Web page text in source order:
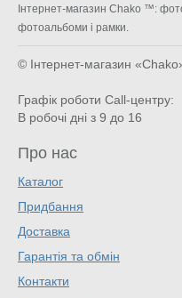
Інтернет-магазин Chako ™:
фотоальбоми і рамки.
© Інтернет-магазин
Графік роботи Call-центру:
В робочі дні з 9 до 16
Про нас
Каталог
Придбання
Доставка
Гарантія та обмін
Контакти